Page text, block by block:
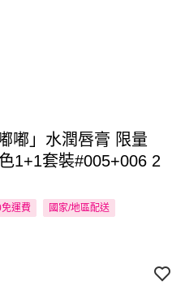
嘟」水潤唇膏 限量
1+1套裝#005+006 2
運費 國家/地區配送